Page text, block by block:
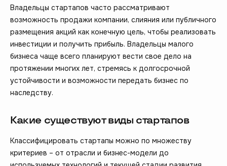
Владельцы стартапов часто рассматривают
возможность продажи компании, слияния или публичного
размещения акций как конечную цель, чтобы реализовать
инвестиции и получить прибыль. Владельцы малого
бизнеса чаще всего планируют вести свое дело на
протяжении многих лет, стремясь к долгосрочной
устойчивости и возможности передать бизнес по
наследству.
Какие существуют виды стартапов
Классифицировать стартапы можно по множеству
критериев – от отрасли и бизнес-модели до